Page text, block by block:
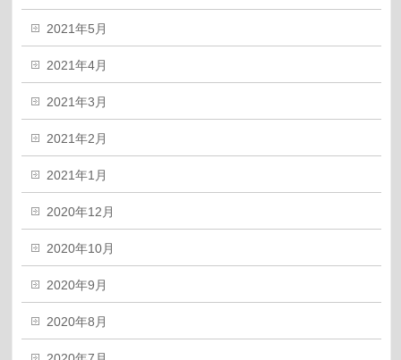
2021年5月
2021年4月
2021年3月
2021年2月
2021年1月
2020年12月
2020年10月
2020年9月
2020年8月